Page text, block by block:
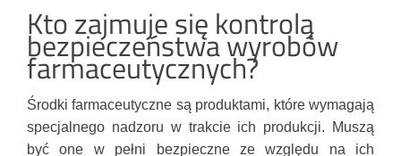
Kto zajmuje się kontrolą
bezpieczeństwa wyrobów
farmaceutycznych?
Środki farmaceutyczne są produktami, które wymagają
specjalnego nadzoru w trakcie ich produkcji. Muszą
być one w pełni bezpieczne ze względu na ich